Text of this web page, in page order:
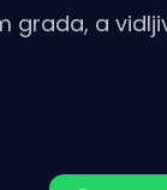
grada, a